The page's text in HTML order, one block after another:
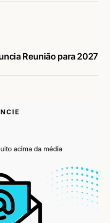
Reunião para 2027